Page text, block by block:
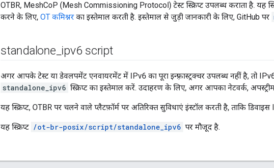
OTBR, MeshCoP (Mesh Commissioning Protocol) टेस्ट स्क्रिप्ट उपलब्ध कराता है. यह
करने के लिए, OT कमिश्नर का इस्तेमाल करती है. इस्तेमाल से जुड़ी जानकारी के लिए, GitHub पर
standalone ipv6 script
अगर आपके टेस्ट या डेवलपमेंट एनवायरमेंट में IPv6 का पूरा इन्फ़्रास्ट्रक्चर उपलब्ध नहीं है, तो
standalone_ipv6 स्क्रिप्ट का इस्तेमाल करें. उदाहरण के लिए, अगर आपका नेटवर्क,
यह स्क्रिप्ट, OTBR पर चलने वाले प्लैटफ़ॉर्म पर अतिरिक्त सुविधाएं इंस्टॉल करती है, ताकि
यह स्क्रिप्ट /ot-br-posix/script/standalone_ipv6 पर मौजूद है.